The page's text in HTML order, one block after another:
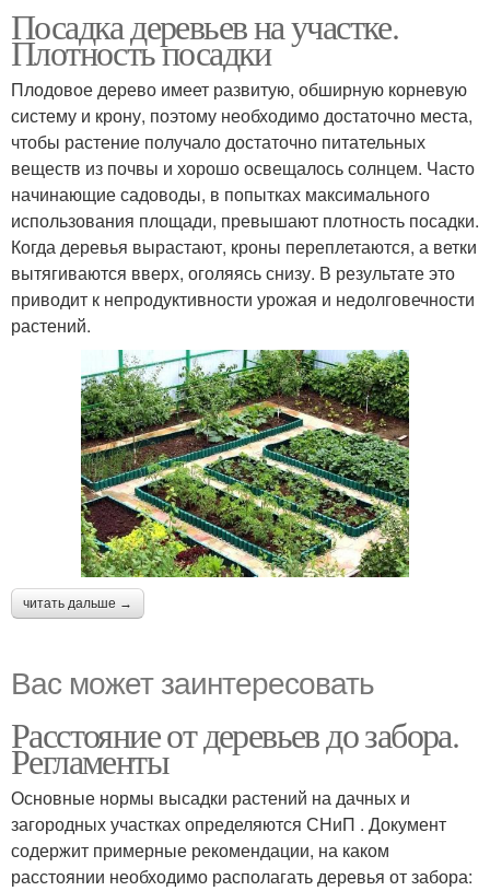
Посадка деревьев на участке.
Плотность посадки
Плодовое дерево имеет развитую, обширную корневую
систему и крону, поэтому необходимо достаточно места,
чтобы растение получало достаточно питательных
веществ из почвы и хорошо освещалось солнцем. Часто
начинающие садоводы, в попытках максимального
использования площади, превышают плотность посадки.
Когда деревья вырастают, кроны переплетаются, а ветки
вытягиваются вверх, оголяясь снизу. В результате это
приводит к непродуктивности урожая и недолговечности
растений.
читать дальше →
Вас может заинтересовать
Расстояние от деревьев до забора.
Регламенты
Основные нормы высадки растений на дачных и
загородных участках определяются СНиП . Документ
содержит примерные рекомендации, на каком
расстоянии необходимо располагать деревья от забора: